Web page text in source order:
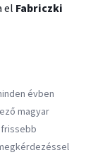
el Fabriczki
évben
magyar